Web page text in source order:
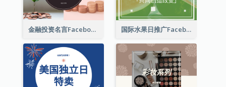
金融投资名言Facebook帖子 国际水果日推广Facebook帖子